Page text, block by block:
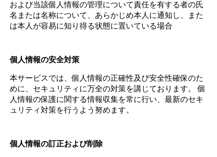
および当該個人情報の管理について責任を有する者の氏
名または名称について、あらかじめ本人に通知し、また
は本人が容易に知り得る状態に置いている場合
個人情報の安全対策
本サービスでは、個人情報の正確性及び安全性確保のた
めに、セキュリティに万全の対策を講じております。 個
人情報の保護に関する情報収集を常に行い、最新のセキ
ュリティ対策を行うよう努めます。
個人情報の訂正および削除